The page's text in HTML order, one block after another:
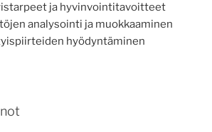
ja hyvinvointitavoitteet
analysointi ja muokkaaminen
hyödyntäminen